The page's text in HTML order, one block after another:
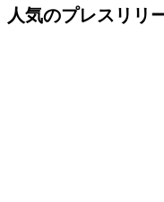
人気のプレスリリ